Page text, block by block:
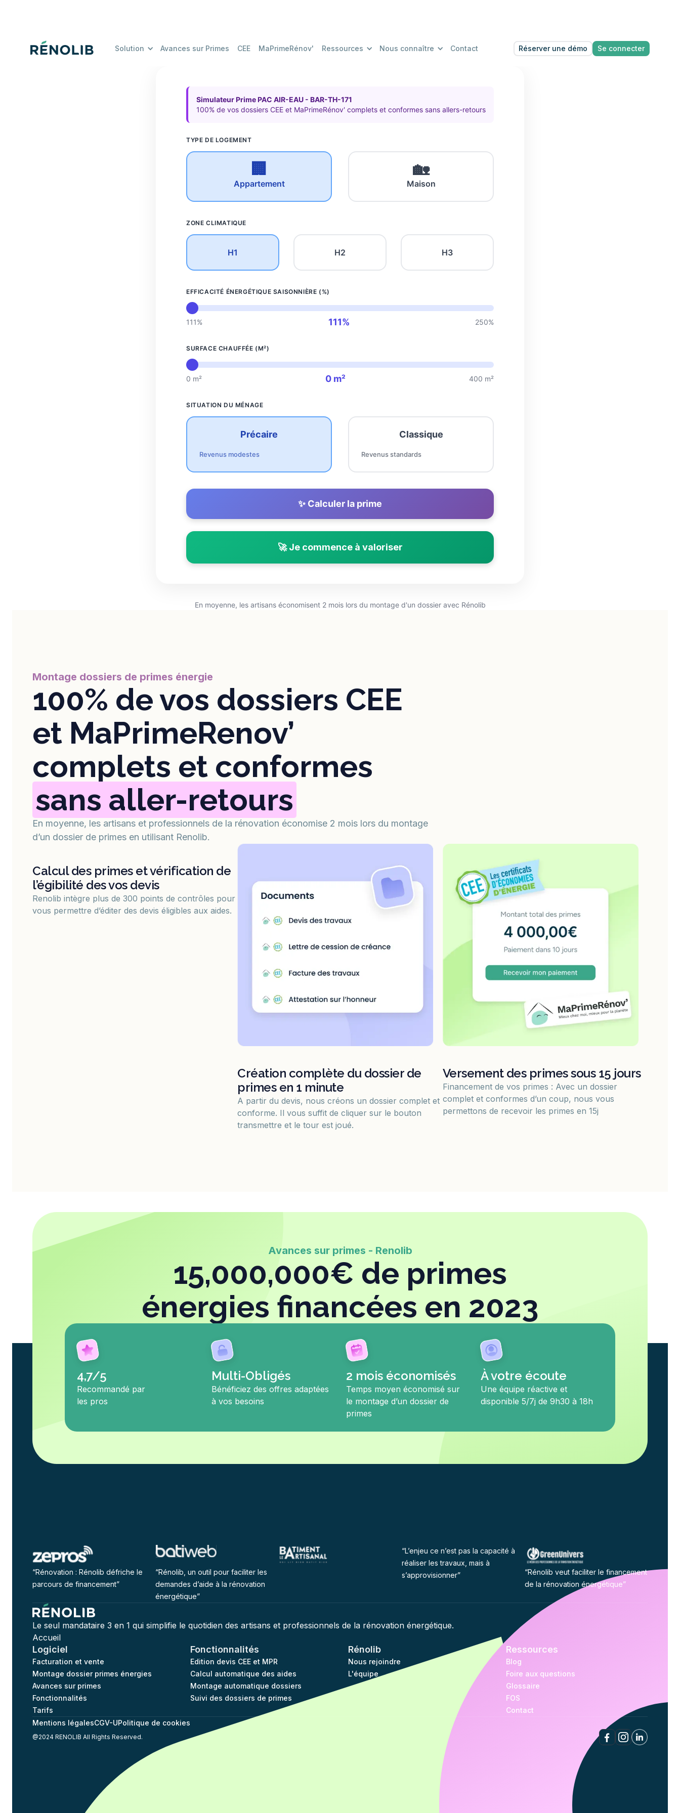
Solution Avances sur Primes CEE MaPrimeRénov' Ressources Nous connaître Contact Réserver une démo Se connecter
Simulateur Prime PAC AIR-EAU - BAR-TH-171
100% de vos dossiers CEE et MaPrimeRénov' complets et conformes sans allers-retours
TYPE DE LOGEMENT
🏢
Appartement
🏡
Maison
ZONE CLIMATIQUE
H1 H2 H3
EFFICACITÉ ÉNERGÉTIQUE SAISONNIÈRE (%)
111% 111% 250%
SURFACE CHAUFFÉE (M²)
0 m² 0 m² 400 m²
SITUATION DU MÉNAGE
Précaire
Revenus modestes
Classique
Revenus standards
✨ Calculer la prime
🚀 Je commence à valoriser
En moyenne, les artisans économisent 2 mois lors du montage d'un dossier avec Rénolib
Montage dossiers de primes énergie
100% de vos dossiers CEE
et MaPrimeRenov’
complets et conformes
sans aller-retours
En moyenne, les artisans et professionnels de la rénovation économise 2 mois lors du montage
d’un dossier de primes en utilisant Renolib.
Calcul des primes et vérification de
l’égibilité des vos devis
Renolib intègre plus de 300 points de contrôles pour
vous permettre d’éditer des devis éligibles aux aides.
Création complète du dossier de
primes en 1 minute
A partir du devis, nous créons un dossier complet et
conforme. Il vous suffit de cliquer sur le bouton
transmettre et le tour est joué.
Versement des primes sous 15 jours
Financement de vos primes : Avec un dossier
complet et conformes d’un coup, nous vous
permettons de recevoir les primes en 15j
Avances sur primes - Renolib
15,000,000€ de primes
énergies financées en 2023
4,7/5
Recommandé par
les pros
Multi-Obligés
Bénéficiez des offres adaptées
à vos besoins
2 mois économisés
Temps moyen économisé sur
le montage d’un dossier de
primes
À votre écoute
Une équipe réactive et
disponible 5/7j de 9h30 à 18h
“Rénovation : Rénolib défriche le
parcours de financement”
“Rénolib, un outil pour faciliter les
demandes d’aide à la rénovation
énergétique”
“L’enjeu ce n’est pas la capacité à
réaliser les travaux, mais à
s’approvisionner”
“Rénolib veut faciliter le financement
de la rénovation énergétique”
Le seul mandataire 3 en 1 qui simplifie le quotidien des artisans et professionnels de la rénovation énergétique.
Accueil
Logiciel
Facturation et vente
Montage dossier primes énergies
Avances sur primes
Fonctionnalités
Tarifs
Fonctionnalités
Edition devis CEE et MPR
Calcul automatique des aides
Montage automatique dossiers
Suivi des dossiers de primes
Rénolib
Nous rejoindre
L'équipe
Ressources
Blog
Foire aux questions
Glossaire
FOS
Contact
Mentions légalesCGV-UPolitique de cookies
@2024 RENOLIB All Rights Reserved.